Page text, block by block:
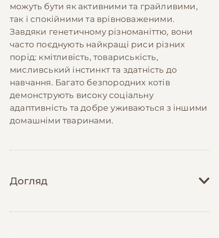
можуть бути як активними та грайливими,
так і спокійними та врівноваженими.
Завдяки генетичному різноманіттю, вони
часто поєднують найкращі риси різних
порід: кмітливість, товариськість,
мисливський інстинкт та здатність до
навчання. Багато безпородних котів
демонструють високу соціальну
адаптивність та добре уживаються з іншими
домашніми тваринами.
Догляд